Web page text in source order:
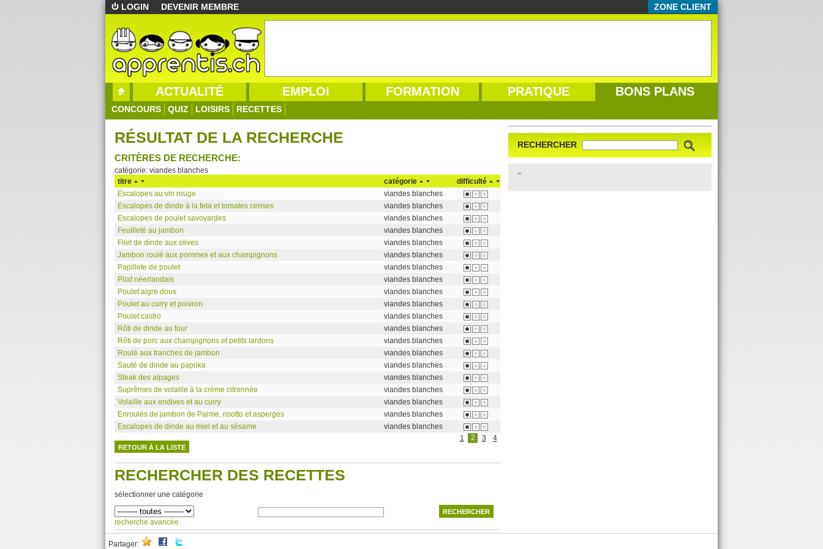
LOGIN DEVENIR MEMBRE ZONE CLIENT
ACTUALITÉ EMPLOI FORMATION PRATIQUE BONS PLANS
CONCOURS QUIZ LOISIRS RECETTES
RECHERCHER
RÉSULTAT DE LA RECHERCHE
CRITÈRES DE RECHERCHE:
catégorie: viandes blanches
titre
catégorie
difficulté
Escalopes au vin rouge
viandes blanches
Escalopes de dinde à la feta et tomates cerises
viandes blanches
Escalopes de poulet savoyardes
viandes blanches
Feuilleté au jambon
viandes blanches
Filet de dinde aux olives
viandes blanches
Jambon roulé aux pommes et aux champignons
viandes blanches
Papillote de poulet
viandes blanches
Pilaf néerlandais
viandes blanches
Poulet aigre doux
viandes blanches
Poulet au curry et poivron
viandes blanches
Poulet castro
viandes blanches
Rôti de dinde au four
viandes blanches
Rôti de porc aux champignons et petits lardons
viandes blanches
Roulé aux tranches de jambon
viandes blanches
Sauté de dinde au paprika
viandes blanches
Steak des alpages
viandes blanches
Suprêmes de volaille à la crème citronnée
viandes blanches
Volaille aux endives et au curry
viandes blanches
Enroulés de jambon de Parme, risotto et asperges
viandes blanches
Escalopes de dinde au miel et au sésame
viandes blanches
1
2 3 4
RETOUR À LA LISTE
RECHERCHER DES RECETTES
sélectionner une catégorie
recherche avancée
Partager: